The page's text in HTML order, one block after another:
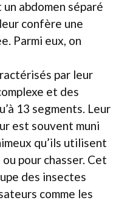
un abdomen séparé
confère une
Parmi eux, on
par leur
et des
13 segments. Leur
est souvent muni
qu’ils utilisent
pour chasser. Cet
des insectes
comme les